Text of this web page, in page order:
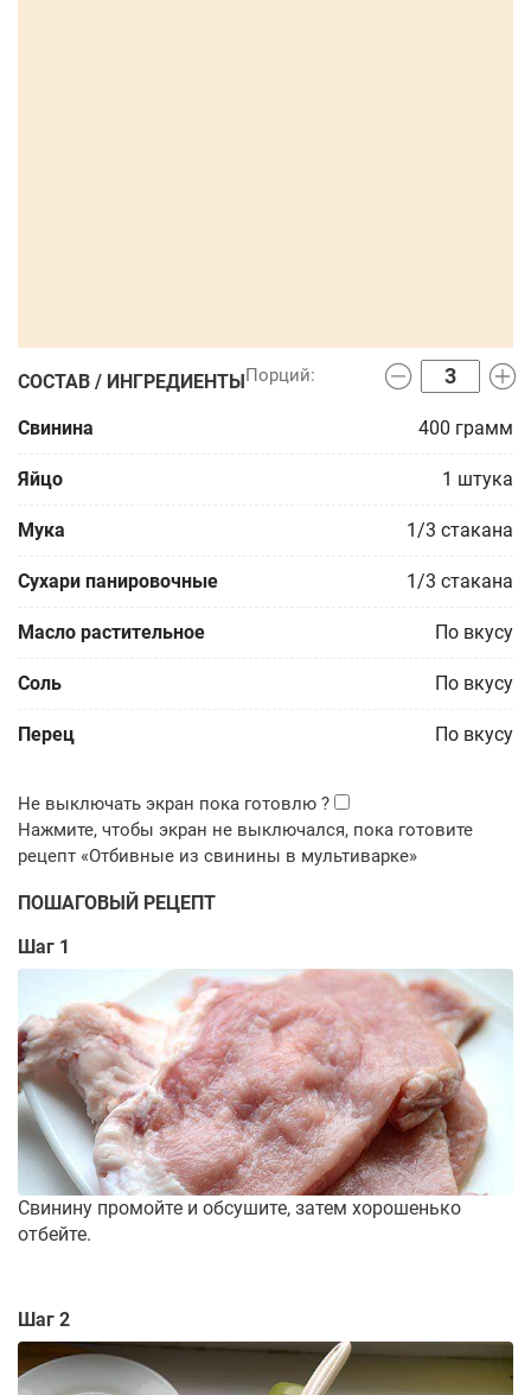
СОСТАВ / ИНГРЕДИЕНТЫ
Свинина 400 грамм
Яйцо 1 штука
Мука 1/3 стакана
Сухари панировочные 1/3 стакана
Масло растительное По вкусу
Соль По вкусу
Перец По вкусу
ПОШАГОВЫЙ РЕЦЕПТ
Шаг 1
Свинину промойте и обсушите, затем хорошенько
отбейте.
Шаг 2